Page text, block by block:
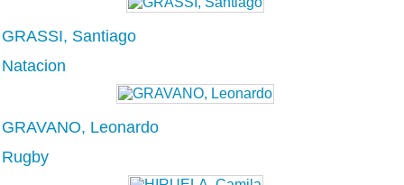
GRASSI, Santiago
Natacion
GRAVANO, Leonardo
Rugby